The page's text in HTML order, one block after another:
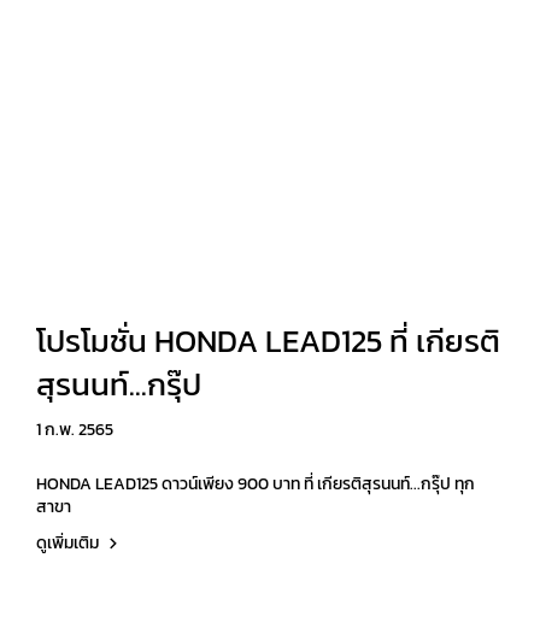
โปรโมชั่น HONDA LEAD125 ที่ เกียรติ
สุรนนท์...กรุ๊ป
1 ก.พ. 2565
HONDA LEAD125 ดาวน์เพียง 900 บาท ที่ เกียรติสุรนนท์...กรุ๊ป ทุก
สาขา
ดูเพิ่มเติม